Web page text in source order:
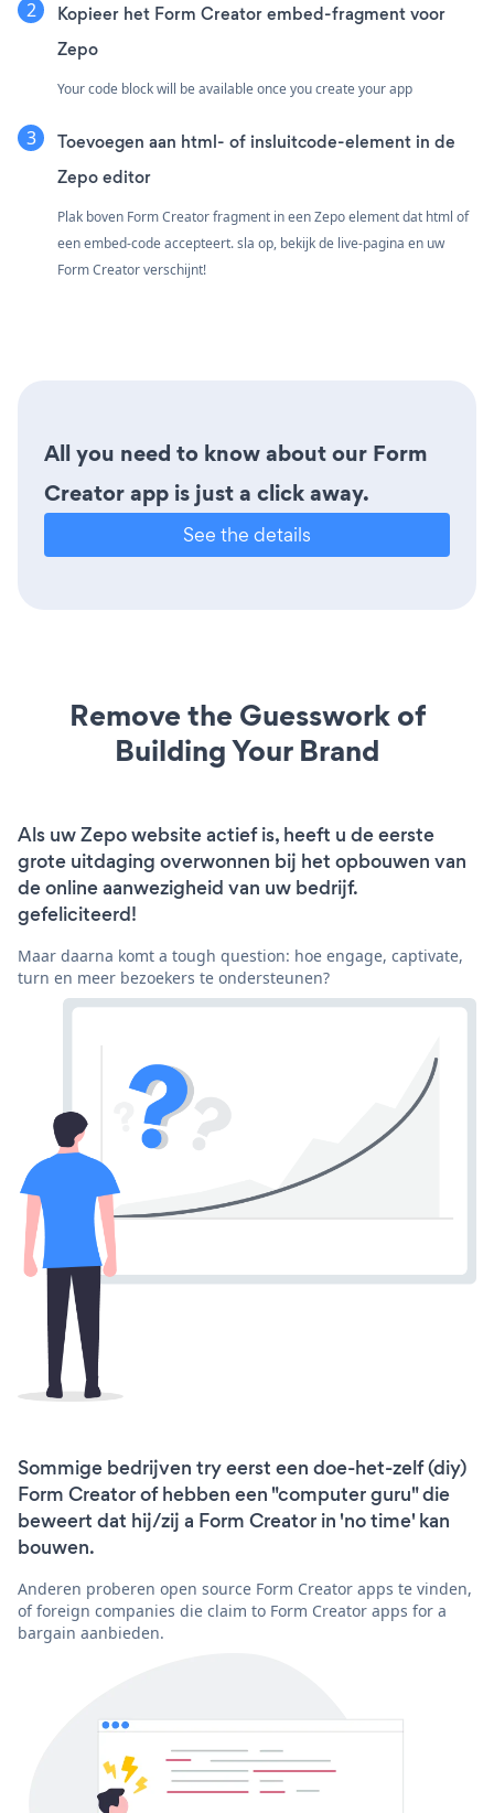
Kopieer het Form Creator embed-fragment voor
Zepo
Your code block will be available once you create your app
Toevoegen aan html- of insluitcode-element in de
Zepo editor
Plak boven Form Creator fragment in een Zepo element dat html of
een embed-code accepteert. sla op, bekijk de live-pagina en uw
Form Creator verschijnt!
All you need to know about our Form
Creator app is just a click away.
See the details
Remove the Guesswork of
Building Your Brand
Als uw Zepo website actief is, heeft u de eerste
grote uitdaging overwonnen bij het opbouwen van
de online aanwezigheid van uw bedrijf.
gefeliciteerd!
Maar daarna komt a tough question: hoe engage, captivate,
turn en meer bezoekers te ondersteunen?
Sommige bedrijven try eerst een doe-het-zelf (diy)
Form Creator of hebben een "computer guru" die
beweert dat hij/zij a Form Creator in 'no time' kan
bouwen.
Anderen proberen open source Form Creator apps te vinden,
of foreign companies die claim to Form Creator apps for a
bargain aanbieden.